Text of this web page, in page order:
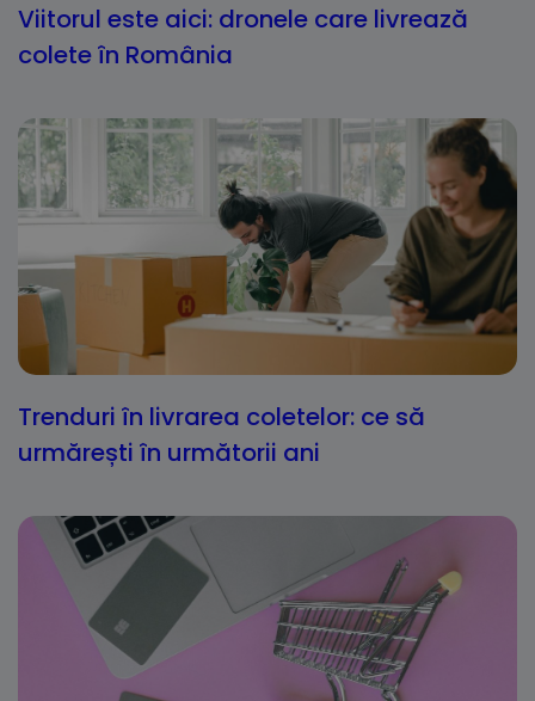
Viitorul este aici: dronele care livrează
colete în România
Trenduri în livrarea coletelor: ce să
urmărești în următorii ani